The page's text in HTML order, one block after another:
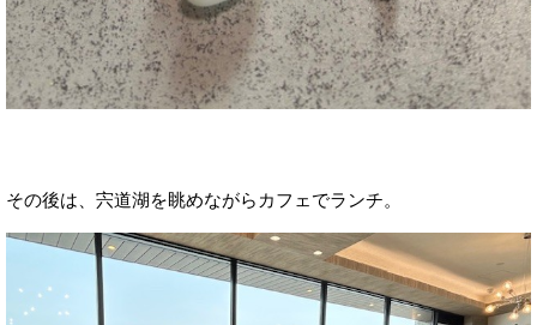
その後は、宍道湖を眺めながらカフェでランチ。